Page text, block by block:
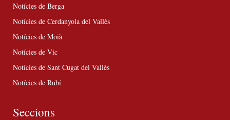
Notícies de Berga
Notícies de Cerdanyola del Vallès
Notícies de Moià
Notícies de Vic
Notícies de Sant Cugat del Vallès
Notícies de Rubí
Seccions